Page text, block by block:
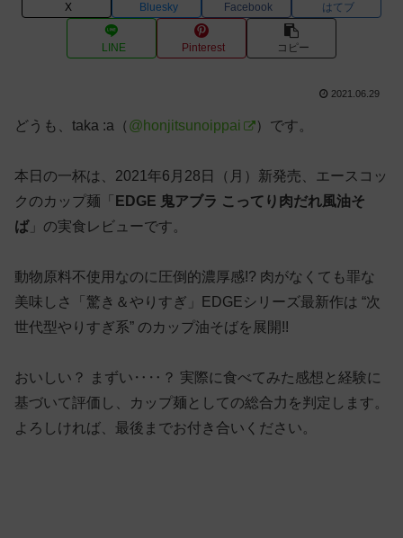
X Bluesky Facebook はてブ
LINE Pinterest コピー
2021.06.29
どうも、taka :a（ @honjitsunoippai ）です。
本日の一杯は、2021年6月28日（月）新発売、エースコッ
クのカップ麺「 EDGE 鬼アブラ こってり肉だれ風油そ
ば」の実食レビューです。
動物原料不使用なのに圧倒的濃厚感!? 肉がなくても罪な
美味しさ「驚き＆やりすぎ」EDGEシリーズ最新作は “次
世代型やりすぎ系” のカップ油そばを展開!!
おいしい？ まずい‥‥？ 実際に食べてみた感想と経験に
基づいて評価し、カップ麺としての総合力を判定します。
よろしければ、最後までお付き合いください。